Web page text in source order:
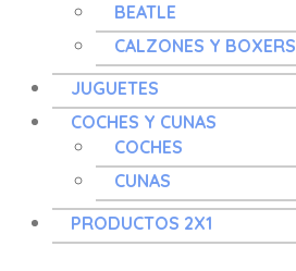
BEATLE
CALZONES Y BOXERS
JUGUETES
COCHES Y CUNAS
COCHES
CUNAS
PRODUCTOS 2X1